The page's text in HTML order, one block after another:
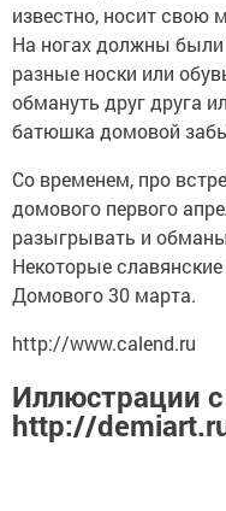
известно, носит свою
На ногах должны были
разные носки или
обмануть друг друга
батюшка домовой
Со временем, про
домового первого
разыгрывать и
Некоторые
Домового 30 марта.
http://www.calend.ru
Иллюстрации с
http://